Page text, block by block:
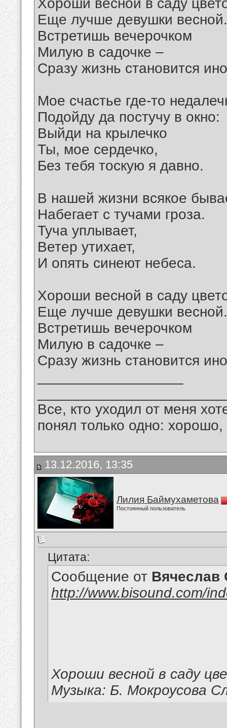
Хороши весной в саду
Еще лучше девушки весной.
Встретишь вечерочком
Милую в садочке –
Сразу жизнь становится
Мое счастье где-то
Подойду да постучу в окно:
Выйди на крылечко
Ты, мое сердечко,
Без тебя тоскую я давно.
В нашей жизни всякое
Набегает с тучами гроза.
Туча уплывает,
Ветер утихает,
И опять синеют небеса.
Хороши весной в саду
Еще лучше девушки весной.
Встретишь вечерочком
Милую в садочке –
Сразу жизнь становится
Все, кто уходил от меня
понял только одно:
13.12.2016, 13:35
Лилия Баймухаметова
Постоянный пользователь
Цитата:
Сообщение от Вячеслав
http://www.bisound.com/
Хороши весной в саду
Музыка: Б. Мокроусова